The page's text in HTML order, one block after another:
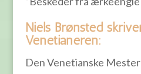
Niels Brønsted
Venetianeren:
Den Venetianske